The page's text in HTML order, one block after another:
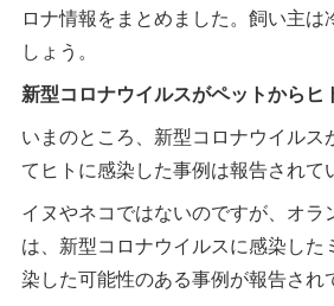
ロナ情報をまとめました。飼い主は
しょう。
新型コロナウイルスがペットからヒ
いまのところ、新型コロナウイルス
てヒトに感染した事例は報告されて
イヌやネコではないのですが、オラ
は、新型コロナウイルスに感染した
染した可能性のある事例が報告され